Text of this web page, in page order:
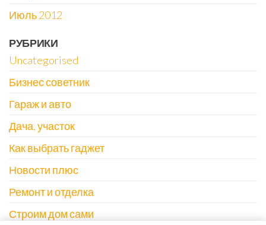
Июль 2012
РУБРИКИ
Uncategorised
Бизнес советник
Гараж и авто
Дача, участок
Как выбрать гаджет
Новости плюс
Ремонт и отделка
Строим дом сами